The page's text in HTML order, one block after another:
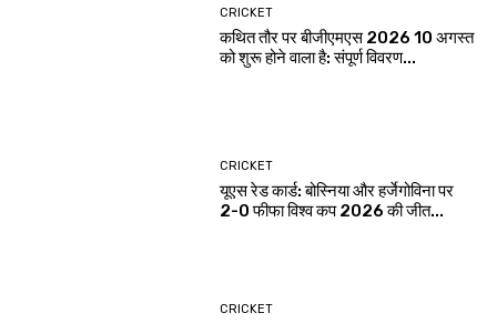
CRICKET
कथित तौर पर बीजीएमएस 2026 10 अगस्त
को शुरू होने वाला है: संपूर्ण विवरण...
CRICKET
यूएस रेड कार्ड: बोस्निया और हर्जेगोविना पर
2-0 फीफा विश्व कप 2026 की जीत...
CRICKET